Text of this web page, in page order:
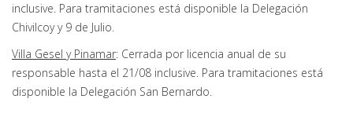
inclusive. Para tramitaciones está disponible la Delegación
Chivilcoy y 9 de Julio.
Villa Gesel y Pinamar: Cerrada por licencia anual de su
responsable hasta el 21/08 inclusive. Para tramitaciones está
disponible la Delegación San Bernardo.